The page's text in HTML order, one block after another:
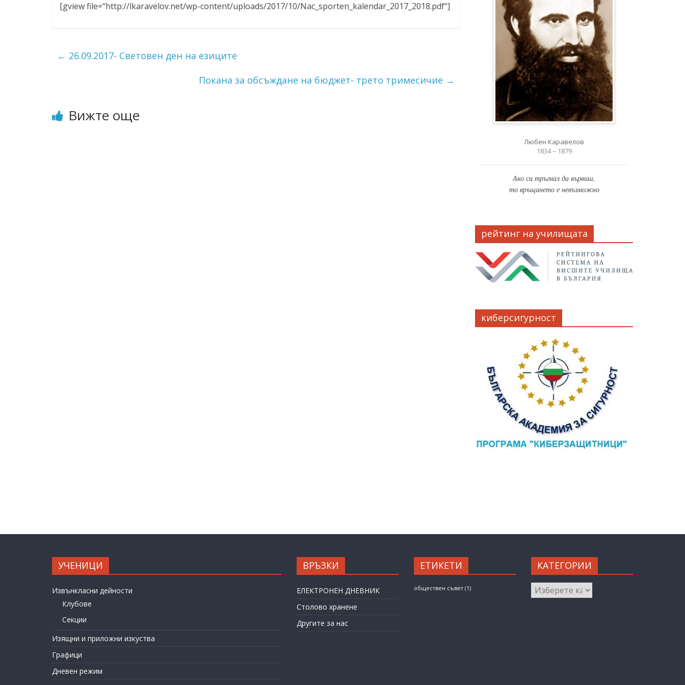
ресурси (ЦРЧР)
[gview file=“http://lkaravelov.net/wp-content/uploads/2017/10/Nac_sporten_kalendar_2017_2018.pdf“]
← 26.09.2017- Световен ден на езиците
Покана за обсъждане на бюджет- трето тримесичие →
Вижте още
Любен Каравелов
1834 – 1879
Ако си тръгнал да вървиш,
то връщането е невъзможно
рейтинг на училищата
киберсигурност
УЧЕНИЦИ
Извънкласни дейности
Клубове
Секции
Изящни и приложни изкуства
Графици
Дневен режим
ВРЪЗКИ
ЕЛЕКТРОНЕН ДНЕВНИК
Столово хранене
Другите за нас
ЕТИКЕТИ
обществен съвет(1)
КАТЕГОРИИ
КАТЕГОРИИ